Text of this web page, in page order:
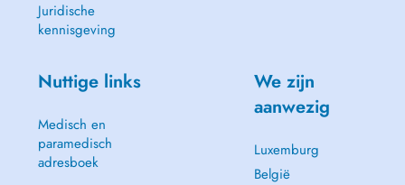
Juridische
kennisgeving
Nuttige links
Medisch en
paramedisch
adresboek
We zijn
aanwezig
Luxemburg
België